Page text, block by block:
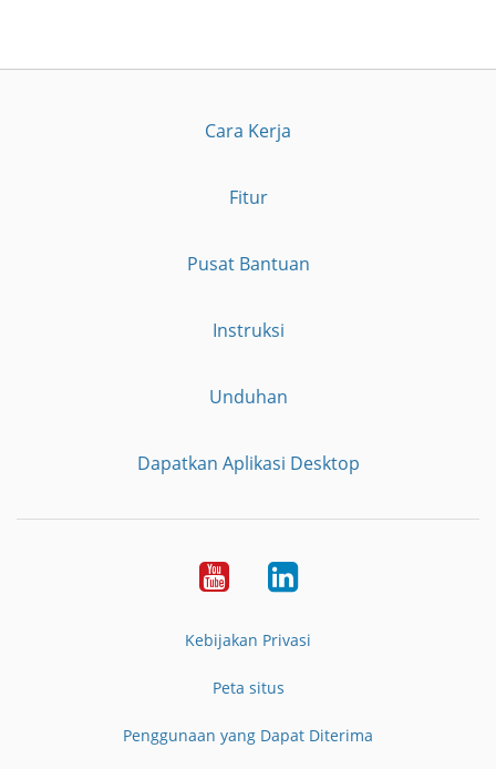
Cara Kerja
Fitur
Pusat Bantuan
Instruksi
Unduhan
Dapatkan Aplikasi Desktop
YouTubeLinkedIn
Kebijakan Privasi
Peta situs
Penggunaan yang Dapat Diterima